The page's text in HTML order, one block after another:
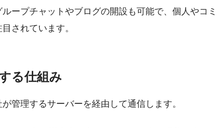
ープチャットやブログの開設も可能で、個人やコミ
されています。
る仕組み
管理するサーバーを経由して通信します。